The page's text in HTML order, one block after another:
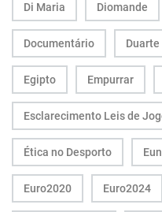
Di Maria Diomande
Documentário Duarte
Egipto Empurrar
Esclarecimento Leis de
Ética no Desporto
Euro2020 Euro2024